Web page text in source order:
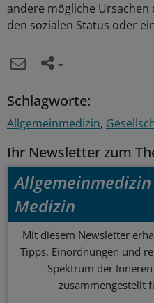
andere mögliche Ursachen
den sozialen Status oder
Schlagworte:
Allgemeinmedizin
Ihr Newsletter zum
Medizin
Mit diesem Newsletter
Tipps, Einordnungen und
Spektrum der
zusammengestellt